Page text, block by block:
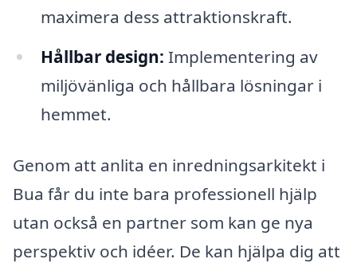
maximera dess attraktionskraft.
Hållbar design: Implementering av
miljövänliga och hållbara lösningar i
hemmet.
Genom att anlita en inredningsarkitekt i
Bua får du inte bara professionell hjälp
utan också en partner som kan ge nya
perspektiv och idéer. De kan hjälpa dig att